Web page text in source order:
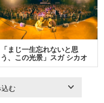
「まじ一生忘れないと思
う、この光景」スガ シカオ
と…
む